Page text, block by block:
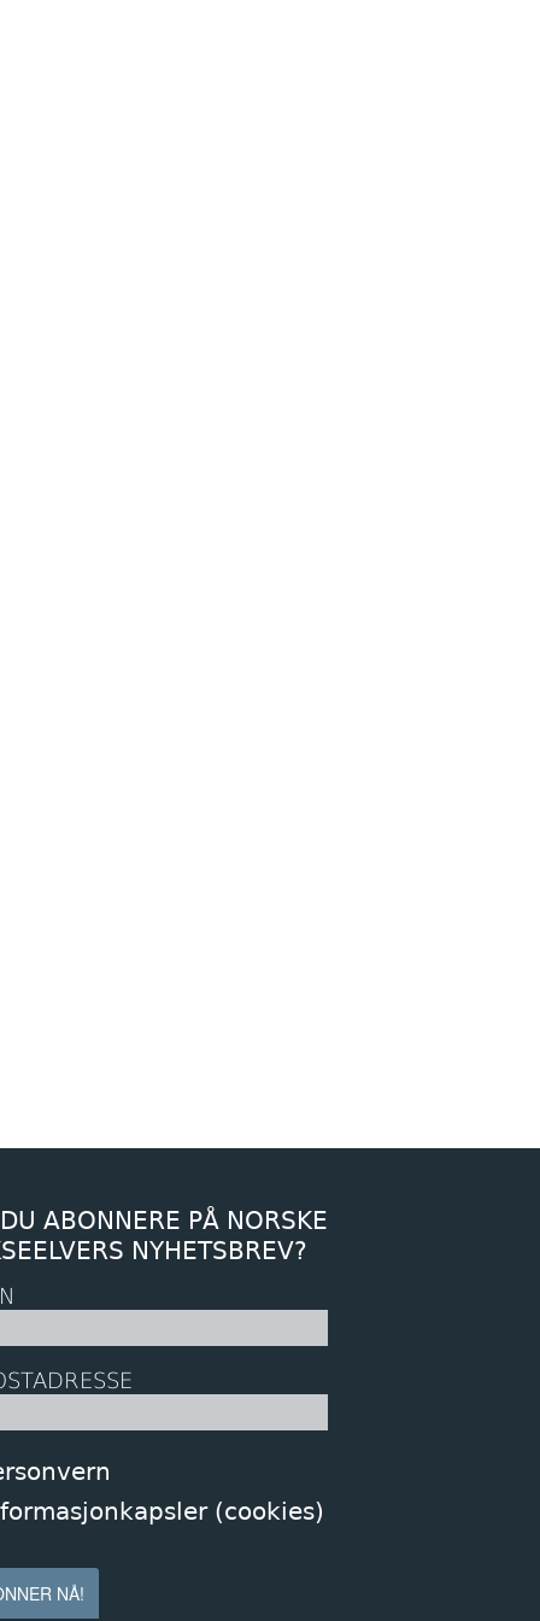
ABONNERE PÅ NORSKE
NYHETSBREV?
(cookies)